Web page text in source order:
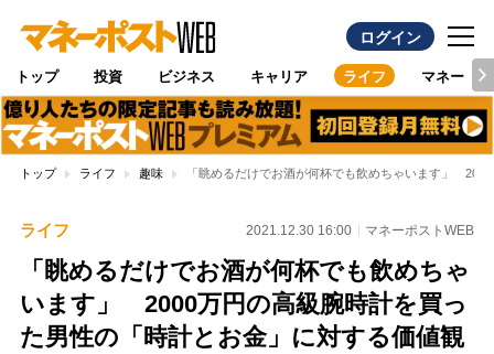
ログイン
トップ 投資 ビジネス キャリア ライフ マネー
トップ ライフ 趣味 「眺めるだけでお酒が何杯でも飲めちゃいます」
ライフ 2021.12.30 16:00 マネーポストWEB
「眺めるだけでお酒が何杯でも飲めちゃ
います」 2000万円の高級腕時計を買っ
た男性の「時計とお金」に対する価値観